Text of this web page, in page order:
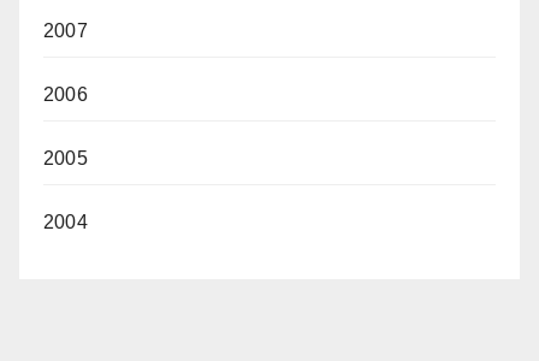
2007
2006
2005
2004